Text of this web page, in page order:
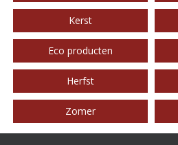
Kerst
Eco producten
Herfst
Zomer